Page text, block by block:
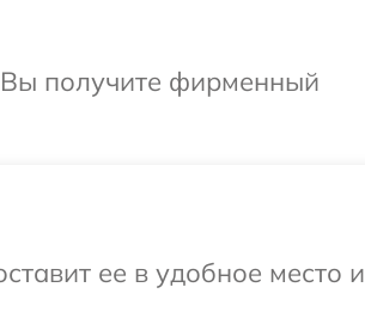
получите фирменный
ее в удобное место и